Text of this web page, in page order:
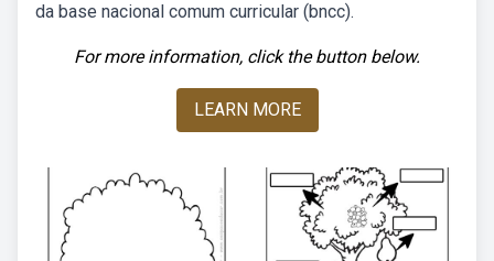
da base nacional comum curricular (bncc).
For more information, click the button below.
LEARN MORE